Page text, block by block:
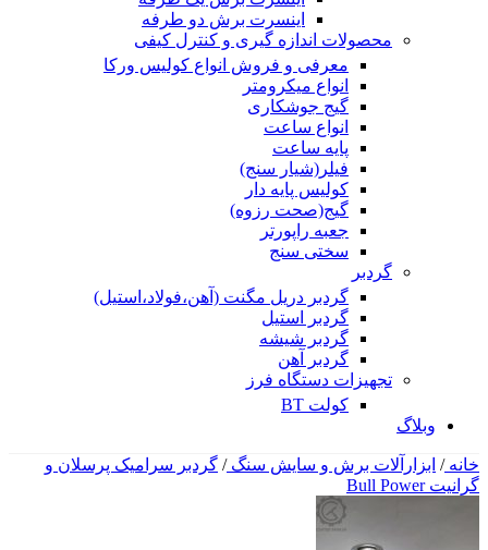
اینسرت برش دو طرفه
محصولات اندازه گیری و کنترل کیفی
معرفی و فروش انواع کولیس ورکا
انواع میکرومتر
گیج جوشکاری
انواع ساعت
پایه ساعت
فیلر(شیار سنج)
کولیس پایه دار
گیج(صحت رزوه)
جعبه راپورتر
سختی سنج
گردبر
گردبر دریل مگنت (آهن،فولاد،استیل)
گردبر استیل
گردبر شیشه
گردبر آهن
تجهیزات دستگاه فرز
کولت BT
وبلاگ
خانه/ ابزارآلات برش و سایش سنگ/ گردبر سرامیک پرسلان و
گرانیت Bull Power